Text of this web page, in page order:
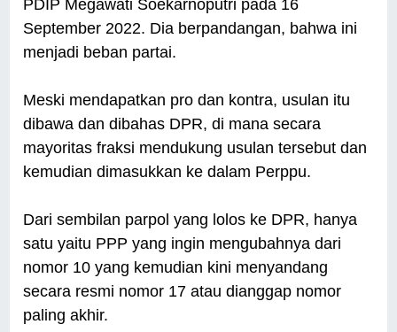
PDIP Megawati Soekarnoputri pada 16
September 2022. Dia berpandangan, bahwa ini
menjadi beban partai.
Meski mendapatkan pro dan kontra, usulan itu
dibawa dan dibahas DPR, di mana secara
mayoritas fraksi mendukung usulan tersebut dan
kemudian dimasukkan ke dalam Perppu.
Dari sembilan parpol yang lolos ke DPR, hanya
satu yaitu PPP yang ingin mengubahnya dari
nomor 10 yang kemudian kini menyandang
secara resmi nomor 17 atau dianggap nomor
paling akhir.